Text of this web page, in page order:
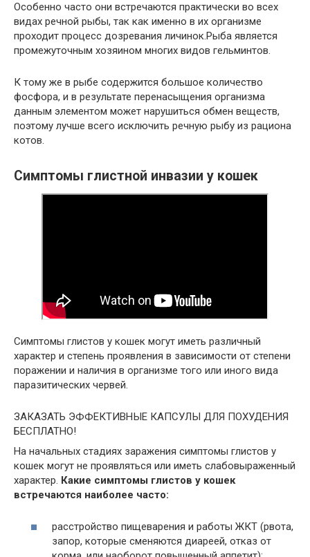
Особенно часто они встречаются практически во всех
видах речной рыбы, так как именно в их организме
проходит процесс дозревания личинок.Рыба является
промежуточным хозяином многих видов гельминтов.
К тому же в рыбе содержится большое количество
фосфора, и в результате перенасыщения организма
данным элементом может нарушиться обмен веществ,
поэтому лучше всего исключить речную рыбу из рациона
котов.
Симптомы глистной инвазии у кошек
Симптомы глистов у кошек могут иметь различный
характер и степень проявления в зависимости от степени
поражении и наличия в организме того или иного вида
паразитических червей.
ЗАКАЗАТЬ ЭФФЕКТИВНЫЕ КАПСУЛЫ ДЛЯ ПОХУДЕНИЯ
БЕСПЛАТНО!
На начальных стадиях заражения симптомы глистов у
кошек могут не проявляться или иметь слабовыраженный
характер. Какие симптомы глистов у кошек
встречаются наиболее часто:
расстройство пищеварения и работы ЖКТ (рвота,
запор, которые сменяются диареей, отказ от